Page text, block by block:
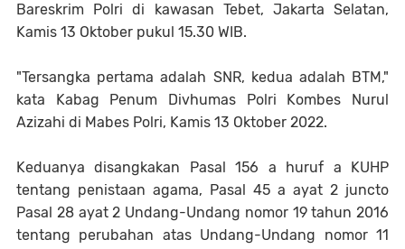
Bareskrim Polri di kawasan Tebet, Jakarta Selatan,
Kamis 13 Oktober pukul 15.30 WIB.
"Tersangka pertama adalah SNR, kedua adalah BTM,"
kata Kabag Penum Divhumas Polri Kombes Nurul
Azizahi di Mabes Polri, Kamis 13 Oktober 2022.
Keduanya disangkakan Pasal 156 a huruf a KUHP
tentang penistaan agama, Pasal 45 a ayat 2 juncto
Pasal 28 ayat 2 Undang-Undang nomor 19 tahun 2016
tentang perubahan atas Undang-Undang nomor 11